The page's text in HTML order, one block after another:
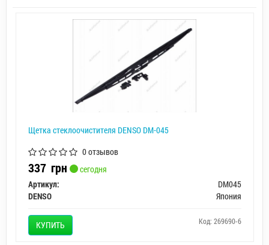
Щетка стеклоочистителя DENSO DM-045
0 отзывов
337 грн
сегодня
Артикул:
DM045
DENSO
Япония
КУПИТЬ Код: 269690-6